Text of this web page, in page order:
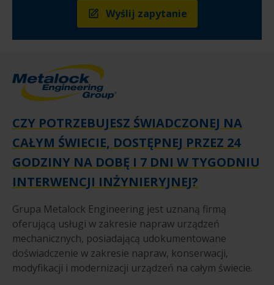
Wyślij zapytanie
CZY POTRZEBUJESZ ŚWIADCZONEJ NA
CAŁYM ŚWIECIE, DOSTĘPNEJ PRZEZ 24
GODZINY NA DOBĘ I 7 DNI W TYGODNIU
INTERWENCJI INŻYNIERYJNEJ?
Grupa Metalock Engineering jest uznaną firmą
oferującą usługi w zakresie napraw urządzeń
mechanicznych, posiadającą udokumentowane
doświadczenie w zakresie napraw, konserwacji,
modyfikacji i modernizacji urządzeń na całym świecie.